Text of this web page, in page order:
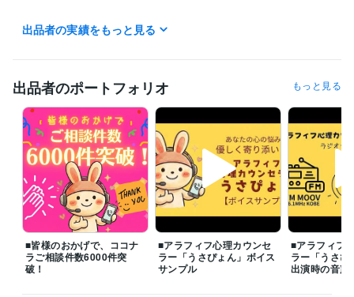
✅ よくご相談いただくお悩み
◆片思いの悩み
◆夫婦関係・DV・モラハラ・離婚の悩み
◆セックスレスの悩み
◆毒親・子供、家庭の悩み
◆職場の人間関係の悩み
◆友達関係の悩み
◆ＨＳＰ（繊細さん）の悩み
◆仕事・転職・キャリアの悩み
◆お金の悩み
◆生き方・人生の悩み等
つらく苦しい気持ちやモヤモヤを少しでも早く手放し、心穏やかに過ご
せるよう、誠心誠意サポートいたします。どんなことでもお気軽にご相
談くださいね。
※離席中や通話中の場合でも、「この後お電話できますか？」などメッセ
出品者の実績をもっと見る
出品者のポートフォリオ もっと見る
■皆様のおかげで、ココナ
ラご相談件数6000件突
破！
■アラフィフ心理カウンセ
ラー「うさぴょん」ボイス
サンプル
■アラフィフ
ラー「うさぴ
出演時の音声